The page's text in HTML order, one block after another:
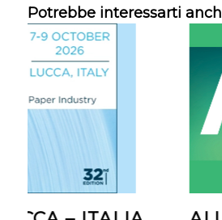
Potrebbe interessarti